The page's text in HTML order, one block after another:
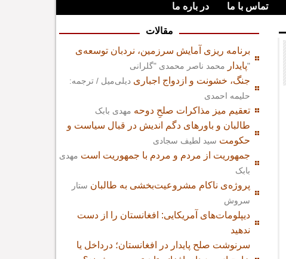
تماس با ما در باره ما
مقالات
برنامه ریزی آمایش سرزمین، نردبان توسعه‌ی
پایدارمحمد ناصر محمدی "گلرانی"
جنگ، خشونت و ازدواج اجباری دیلی‌میل / ترجمه:
حلیمه احمدی
تعقیم میز مذاکرات صلحِ دوحه مهدی بابک
طالبان و باورهای دگم اندیش در قبال سیاست و
حکومت سید لطیف سجادی
جمهوریت از مردم و مردم با جمهوریت است مهدی
بابک
پروژه‌ی ناکام مشروعیت‌بخشی به طالبان ستار
سروش
دیپلومات‌های آمریکایی: افغانستان را از دست
ندهید
سرنوشت صلح پایدار در افغانستان؛ درداخل یا